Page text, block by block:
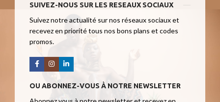
SUIVEZ-NOUS SUR LES RESEAUX SOCIAUX
Suivez notre actualité sur nos réseaux sociaux et
recevez en priorité tous nos bons plans et codes
promos.
OU ABONNEZ-VOUS À NOTRE NEWSLETTER